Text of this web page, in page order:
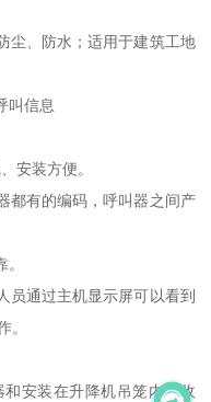
尘、防水；适用于建筑工地
叫信息
安装方便。
都有的编码，呼叫器之间产
员通过主机显示屏可以看到
。
安装在升降机吊笼内接收